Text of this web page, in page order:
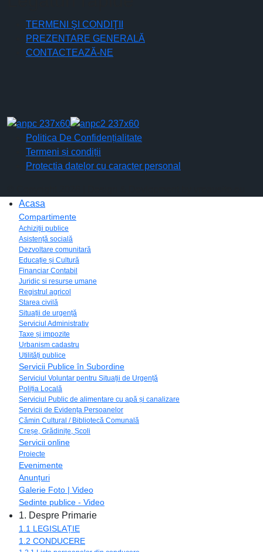
TERMENI ŞI CONDIŢII
PREZENTARE GENERALĂ
CONTACTEAZĂ-NE
Politica De Confidențialitate
Termeni și condiții
Protectia datelor cu caracter personal
Acasa
Compartimente
Achiziții publice
Asistență socială
Dezvoltare comunitară
Educație și Cultură
Financiar Contabil
Juridic si resurse umane
Registrul agricol
Starea civilă
Situații de urgență
Serviciul Administrativ
Taxe și impozite
Urbanism cadastru
Utilități publice
Servicii Publice în Subordine
Serviciul Voluntar pentru Situații de Urgență
Poliția Locală
Serviciul Public de alimentare cu apă și canalizare
Servicii de Evidența Persoanelor
Cămin Cultural / Bibliotecă Comunală
Creșe, Grădinițe, Școli
Servicii online
Proiecte
Evenimente
Anunțuri
Galerie Foto | Video
Sedinte publice - Video
1. Despre Primarie
1.1 LEGISLAȚIE
1.2 CONDUCERE